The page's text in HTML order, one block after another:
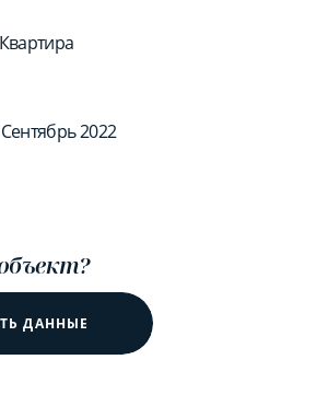
Квартира
Сентябрь 2022
ДАННЫЕ